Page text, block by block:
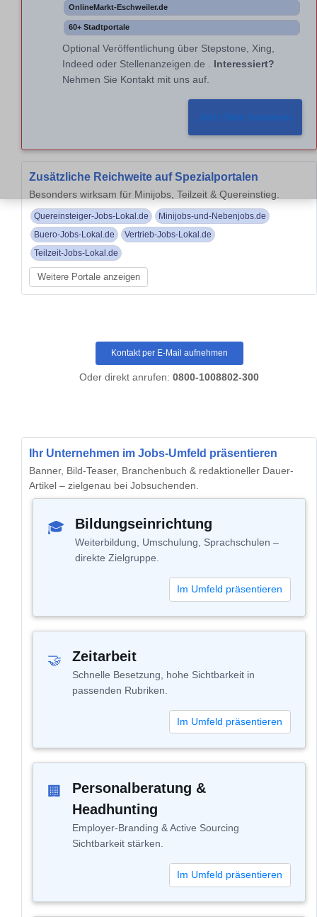
OnlineMarkt-Eschweiler.de
60+ Stadtportale
Optional Veröffentlichung über Stepstone, Xing,
Indeed oder Stellenanzeigen.de . Interessiert?
Nehmen Sie Kontakt mit uns auf.
Jetzt Jobs inserieren
Zusätzliche Reichweite auf Spezialportalen
Besonders wirksam für Minijobs, Teilzeit & Quereinstieg.
Quereinsteiger-Jobs-Lokal.de
Minijobs-und-Nebenjobs.de
Buero-Jobs-Lokal.de
Vertrieb-Jobs-Lokal.de
Teilzeit-Jobs-Lokal.de
Weitere Portale anzeigen
Kontakt per E-Mail aufnehmen
Oder direkt anrufen: 0800-1008802-300
Ihr Unternehmen im Jobs-Umfeld präsentieren
Banner, Bild-Teaser, Branchenbuch & redaktioneller Dauer-
Artikel – zielgenau bei Jobsuchenden.
🎓 Bildungseinrichtung
Weiterbildung, Umschulung, Sprachschulen –
direkte Zielgruppe.
Im Umfeld präsentieren
🤝 Zeitarbeit
Schnelle Besetzung, hohe Sichtbarkeit in
passenden Rubriken.
Im Umfeld präsentieren
🏢
Personalberatung &
Headhunting
Employer-Branding & Active Sourcing
Sichtbarkeit stärken.
Im Umfeld präsentieren